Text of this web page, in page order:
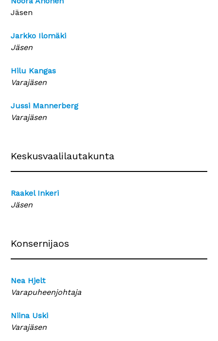
Jäsen
Jarkko Ilomäki
Jäsen
Hilu Kangas
Varajäsen
Jussi Mannerberg
Varajäsen
Keskusvaalilautakunta
Raakel Inkeri
Jäsen
Konsernijaos
Nea Hjelt
Varapuheenjohtaja
Niina Uski
Varajäsen